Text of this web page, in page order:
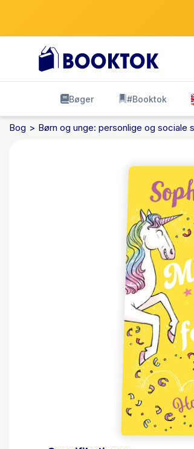
Bøger #Booktok
Bog Børn og unge: personlige og sociale